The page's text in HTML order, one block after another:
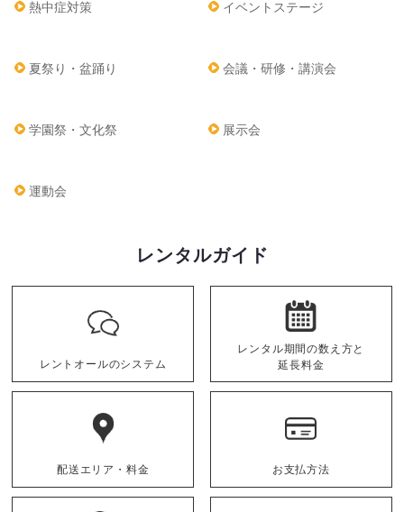
熱中症対策 イベントステージ
夏祭り・盆踊り 会議・研修・講演会
学園祭・文化祭 展示会
運動会
レンタルガイド
レントオールのシステム
レンタル期間の数え方と
延長料金
配送エリア・料金 お支払方法